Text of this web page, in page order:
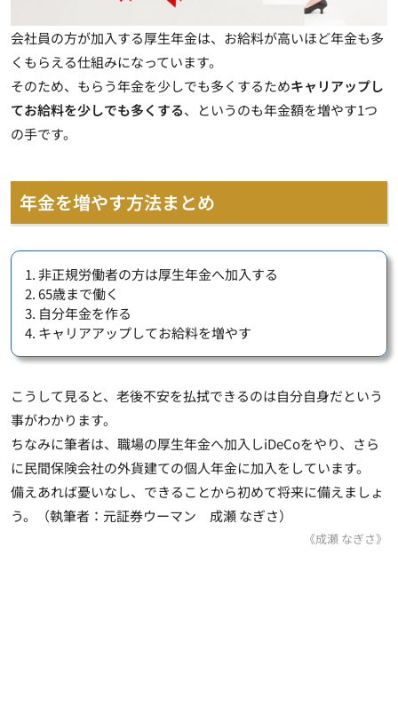
会社員の方が加入する厚生年金は、お給料が高いほど年金も多
くもらえる仕組みになっています。
そのため、もらう年金を少しでも多くするためキャリアップし
てお給料を少しでも多くする、というのも年金額を増やす1つ
の手です。
年金を増やす方法まとめ
1. 非正規労働者の方は厚生年金へ加入する
2. 65歳まで働く
3. 自分年金を作る
4. キャリアアップしてお給料を増やす
こうして見ると、老後不安を払拭できるのは自分自身だという
事がわかります。
ちなみに筆者は、職場の厚生年金へ加入しiDeCoをやり、さら
に民間保険会社の外貨建ての個人年金に加入をしています。
備えあれば憂いなし、できることから初めて将来に備えましょ
う。（執筆者：元証券ウーマン 成瀬 なぎさ）
《成瀬 なぎさ》